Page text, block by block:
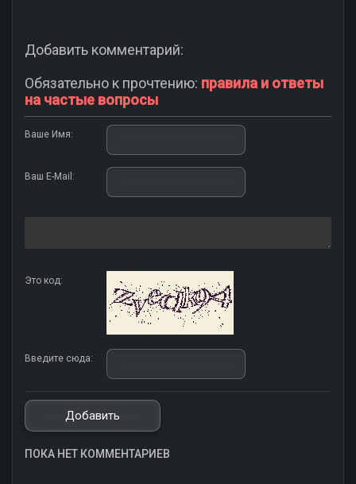
Добавить комментарий:
Обязательно к прочтению: правила и ответы
на частые вопросы
Ваше Имя:
Ваш E-Mail:
Это код:
Введите сюда:
ПОКА НЕТ КОММЕНТАРИЕВ